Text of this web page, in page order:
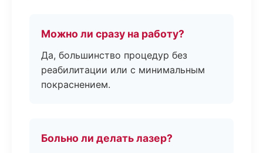
Можно ли сразу на работу?
Да, большинство процедур без
реабилитации или с минимальным
покраснением.
Больно ли делать лазер?